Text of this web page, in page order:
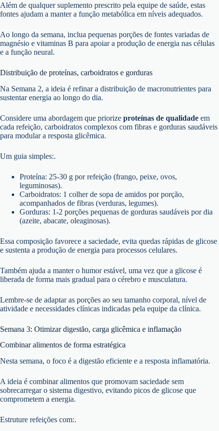
Além de qualquer suplemento prescrito pela equipe de saúde, estas
fontes ajudam a manter a função metabólica em níveis adequados.
Ao longo da semana, inclua pequenas porções de fontes variadas de
magnésio e vitaminas B para apoiar a produção de energia nas células
e a função neural.
Distribuição de proteínas, carboidratos e gorduras
Na Semana 2, a ideia é refinar a distribuição de macronutrientes para
sustentar energia ao longo do dia.
Considere uma abordagem que priorize proteínas de qualidade em
cada refeição, carboidratos complexos com fibras e gorduras saudáveis
para modular a resposta glicêmica.
Um guia simples:.
Proteína: 25-30 g por refeição (frango, peixe, ovos,
leguminosas).
Carboidratos: 1 colher de sopa de amidos por porção,
acompanhados de fibras (verduras, legumes).
Gorduras: 1-2 porções pequenas de gorduras saudáveis por dia
(azeite, abacate, oleaginosas).
Essa composição favorece a saciedade, evita quedas rápidas de glicose
e sustenta a produção de energia para processos celulares.
Também ajuda a manter o humor estável, uma vez que a glicose é
liberada de forma mais gradual para o cérebro e musculatura.
Lembre-se de adaptar as porções ao seu tamanho corporal, nível de
atividade e necessidades clínicas indicadas pela equipe da clínica.
Semana 3: Otimizar digestão, carga glicêmica e inflamação
Combinar alimentos de forma estratégica
Nesta semana, o foco é a digestão eficiente e a resposta inflamatória.
A ideia é combinar alimentos que promovam saciedade sem
sobrecarregar o sistema digestivo, evitando picos de glicose que
comprometem a energia.
Estruture refeições com:.